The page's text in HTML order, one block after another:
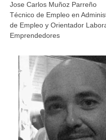
Jose Carlos Muñoz Parreño
Técnico de Empleo en
de Empleo y Orientador
Emprendedores